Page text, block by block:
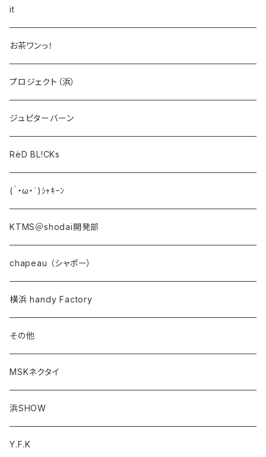
it
お茶ワンっ！
プロジェクト（浜）
ジュピターバーン
RëD BL!CKs
(｀・ω・´)ｼｬｷｰﾝ
KTMS＠shodai開発部
chapeau （シャポー）
横浜 handy Factory
その他
MSKネクタイ
浜SHOW
Y.F.K